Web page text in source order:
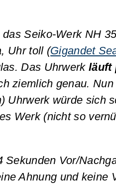
Seiko-Werk NH
Uhr toll (Gigandet
Das Uhrwerk läuft
ziemlich genau.
Uhrwerk würde sich
Werk (nicht so
Vor/
Ahnung und keine